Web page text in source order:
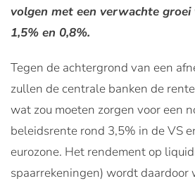
volgen met een verwachte groei
1,5% en 0,8%.
Tegen de achtergrond van een
zullen de centrale banken de
wat zou moeten zorgen voor een
beleidsrente rond 3,5% in de VS
eurozone. Het rendement op
spaarrekeningen) wordt daardoor